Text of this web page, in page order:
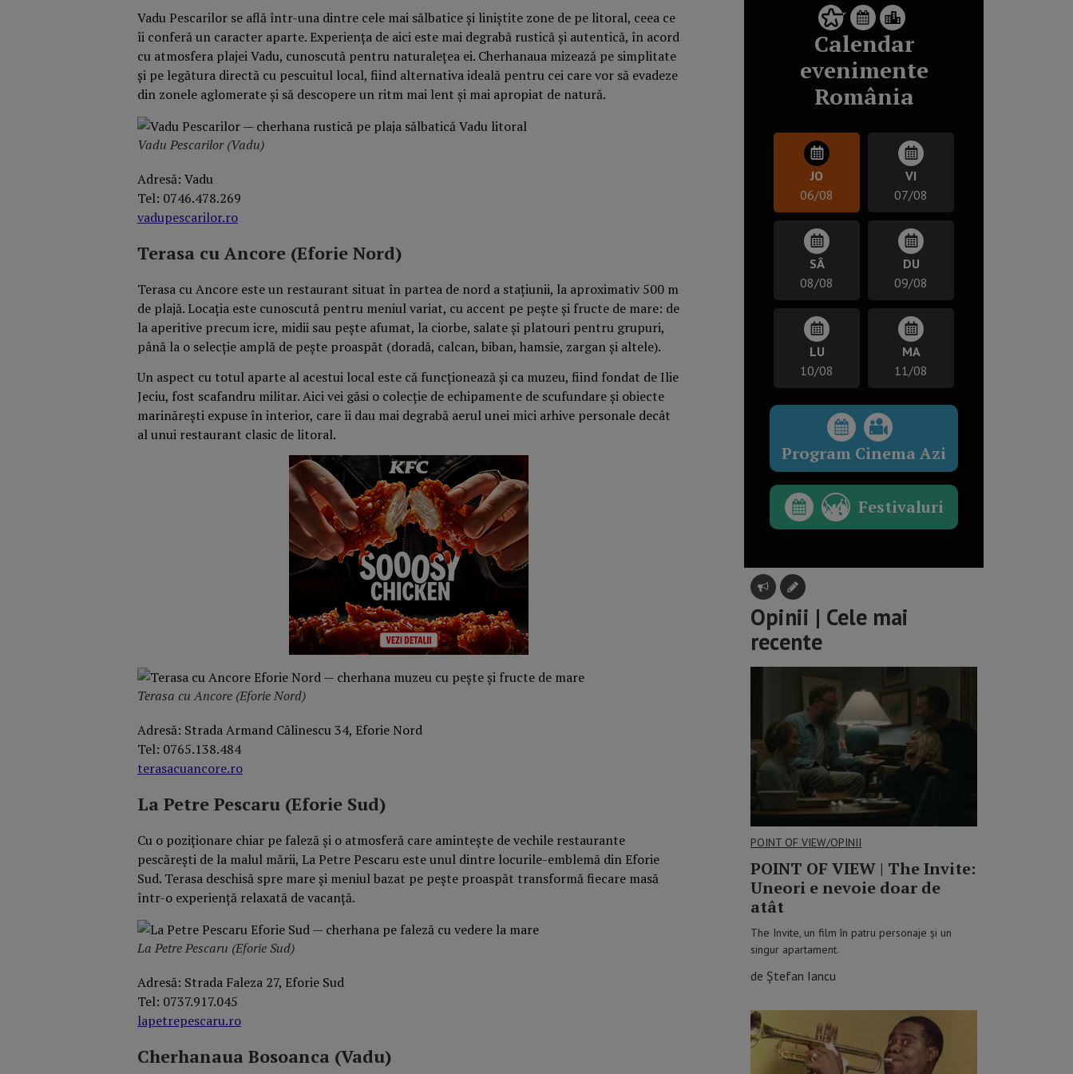
Vadu Pescarilor se află într-una dintre cele mai sălbatice și liniștite zone de pe litoral, ceea ce
îi conferă un caracter aparte. Experiența de aici este mai degrabă rustică și autentică, în acord
cu atmosfera plajei Vadu, cunoscută pentru naturalețea ei. Cherhanaua mizează pe simplitate
și pe legătura directă cu pescuitul local, fiind alternativa ideală pentru cei care vor să evadeze
din zonele aglomerate și să descopere un ritm mai lent și mai apropiat de natură.
Vadu Pescarilor (Vadu)
Adresă: Vadu
Tel: 0746.478.269
vadupescarilor.ro
Terasa cu Ancore (Eforie Nord)
Terasa cu Ancore este un restaurant situat în partea de nord a stațiunii, la aproximativ 500 m
de plajă. Locația este cunoscută pentru meniul variat, cu accent pe pește și fructe de mare: de
la aperitive precum icre, midii sau pește afumat, la ciorbe, salate și platouri pentru grupuri,
până la o selecție amplă de pește proaspăt (doradă, calcan, biban, hamsie, zargan și altele).
Un aspect cu totul aparte al acestui local este că funcționează și ca muzeu, fiind fondat de Ilie
Jeciu, fost scafandru militar. Aici vei găsi o colecție de echipamente de scufundare și obiecte
marinărești expuse în interior, care îi dau mai degrabă aerul unei mici arhive personale decât
al unui restaurant clasic de litoral.
Terasa cu Ancore (Eforie Nord)
Adresă: Strada Armand Călinescu 34, Eforie Nord
Tel: 0765.138.484
terasacuancore.ro
La Petre Pescaru (Eforie Sud)
Cu o poziționare chiar pe faleză și o atmosferă care amintește de vechile restaurante
pescărești de la malul mării, La Petre Pescaru este unul dintre locurile-emblemă din Eforie
Sud. Terasa deschisă spre mare și meniul bazat pe pește proaspăt transformă fiecare masă
într-o experiență relaxată de vacanță.
La Petre Pescaru (Eforie Sud)
Adresă: Strada Faleza 27, Eforie Sud
Tel: 0737.917.045
lapetrepescaru.ro
Cherhanaua Bosoanca (Vadu)
Calendar
evenimente
România
JO
06/08
VI
07/08
SÂ
08/08
DU
09/08
LU
10/08
MA
11/08
Program Cinema Azi
Festivaluri
Opinii | Cele mai
recente
POINT OF VIEW/OPINII
POINT OF VIEW | The Invite:
Uneori e nevoie doar de
atât
The Invite, un film în patru personaje și un
singur apartament.
de Ștefan Iancu